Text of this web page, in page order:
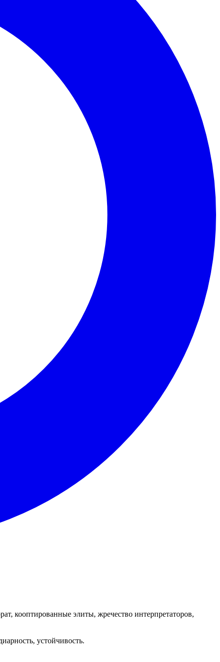
кооптированные элиты, жречество интерпретаторов,
устойчивость.